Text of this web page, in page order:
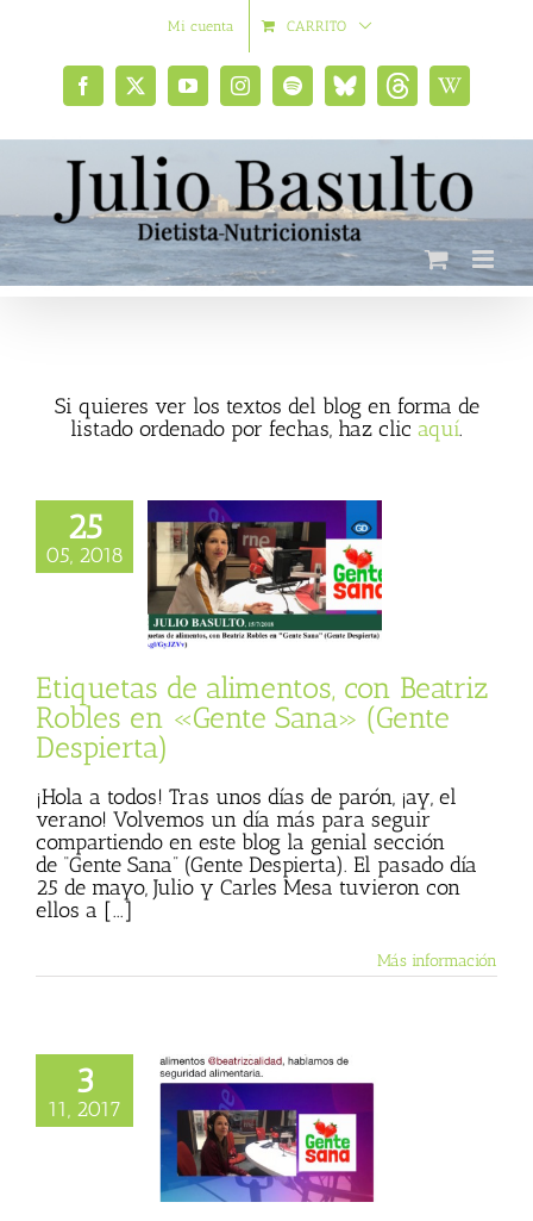
Mi cuenta CARRITO
Facebook
X YouTubeInstagramSpotifyBluesky
social
ThreadsWikipedia
Si quieres ver los textos del blog en forma de
listado ordenado por fechas, haz clic aquí.
25
05, 2018
de alimentos,
Robles en
Etiquetas de alimentos, con Beatriz
Robles en «Gente Sana» (Gente
Despierta)
¡Hola a todos! Tras unos días de parón, ¡ay, el
verano! Volvemos un día más para seguir
compartiendo en este blog la genial sección
de “Gente Sana” (Gente Despierta). El pasado día
25 de mayo, Julio y Carles Mesa tuvieron con
ellos a [...]
Más información
3
11, 2017
Alimentaria,
Robles en